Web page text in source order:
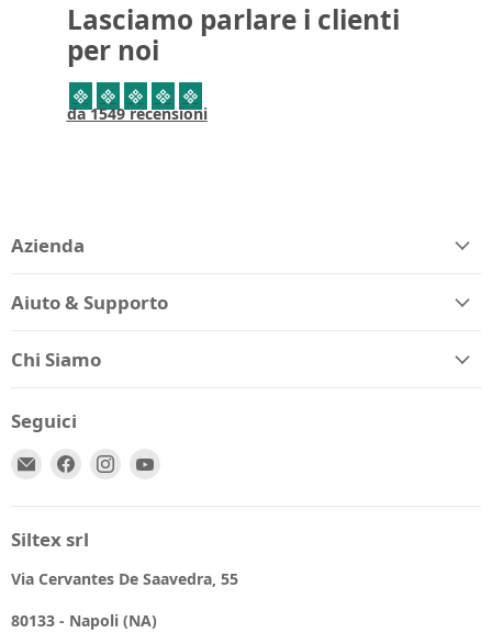
Lasciamo parlare i clienti
per noi
da 1549 recensioni
Azienda
Aiuto & Supporto
Chi Siamo
Seguici
Email
Trovaci Trovaci
Siltex srl
Via Cervantes De Saavedra, 55
80133 - Napoli (NA)